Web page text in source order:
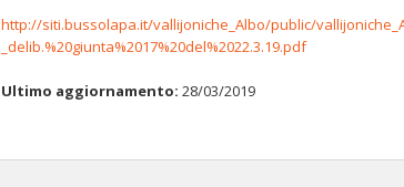
http://siti.bussolapa.it/vallijoniche_Albo/public/
_delib.%20giunta%2017%20del%2022.3.19.pdf
Ultimo aggiornamento: 28/03/2019